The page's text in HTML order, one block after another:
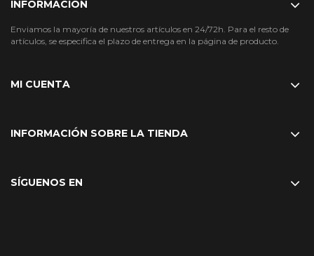
INFORMACIÓN
Enviamos la mayoría de nuestros artículos en 24/72h. Para el resto de
artículos, se especifica el plazo de entrega en la página de producto.
MI CUENTA
INFORMACIÓN SOBRE LA TIENDA
SÍGUENOS EN